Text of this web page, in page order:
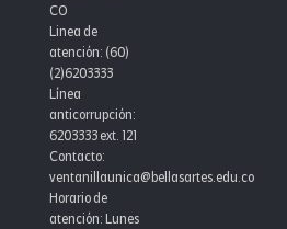
CO
Linea de
atención: (60)
(2)6203333
Línea
anticorrupción:
6203333 ext. 121
Contacto:
ventanillaunica@bellasartes.edu.co
Horario de
atención: Lunes